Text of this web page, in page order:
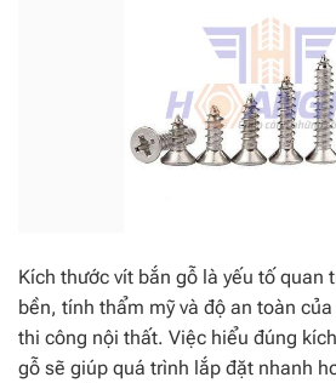
Kích thước vít bắn gỗ là yếu tố quan
bền, tính thẩm mỹ và độ an toàn
thi công nội thất. Việc hiểu đúng
gỗ sẽ giúp quá trình lắp đặt nhanh